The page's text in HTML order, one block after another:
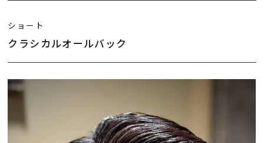
ショート
クラシカルオールバック